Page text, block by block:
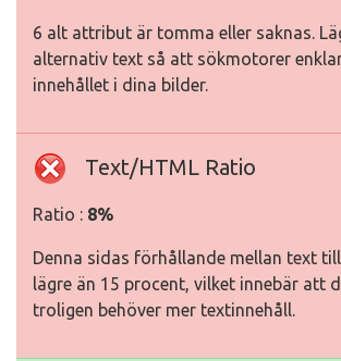
6 alt attribut är tomma eller saknas.
alternativ text så att sökmotorer
innehållet i dina bilder.
Text/HTML Ratio
Ratio : 8%
Denna sidas förhållande mellan text
lägre än 15 procent, vilket innebär att
troligen behöver mer textinnehåll.